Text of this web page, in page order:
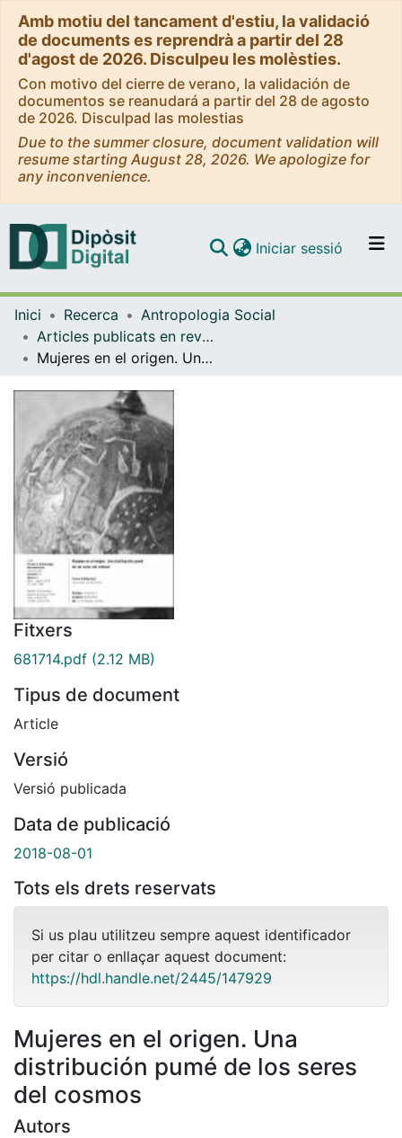
Amb motiu del tancament d'estiu, la validació
de documents es reprendrà a partir del 28
d'agost de 2026. Disculpeu les molèsties.
Con motivo del cierre de verano, la validación de
documentos se reanudará a partir del 28 de agosto
de 2026. Disculpad las molestias
Due to the summer closure, document validation will
resume starting August 28, 2026. We apologize for
any inconvenience.
Navega per tot el DD
Com publicar
Iniciar sessió (current)
Inici Recerca
Antropologia Social
Articles publicats en revistes (Antropologia Social)
Mujeres en el origen. Una distribución pumé de los seres del cosmos
Fitxers
681714.pdf (2.12 MB)
Tipus de document
Article
Versió
Versió publicada
Data de publicació
2018-08-01
Tots els drets reservats
Si us plau utilitzeu sempre aquest identificador
per citar o enllaçar aquest document:
https://hdl.handle.net/2445/147929
Mujeres en el origen. Una
distribución pumé de los seres
del cosmos
Autors